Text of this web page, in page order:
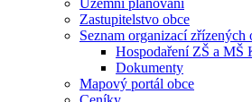
Územní plánování
Zastupitelstvo obce
Seznam organizací zřízených
Hospodaření ZŠ a MŠ
Dokumenty
Mapový portál obce